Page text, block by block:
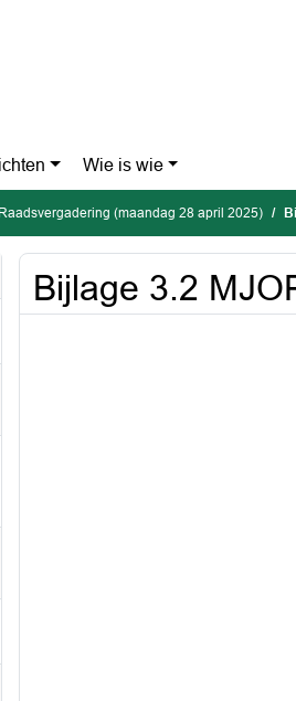
Wie is wie
Raadsvergadering (maandag 28 april 2025)
Bijlage 3.2